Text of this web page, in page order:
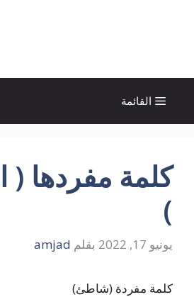
القائمة
كلمة مفردها
)
يونيو 17, 2022 بقلم amjad
كلمة مفردة (شاطئ)